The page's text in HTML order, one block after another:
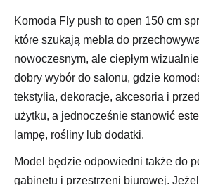
Komoda Fly push to open 150 cm
które szukają mebla do
nowoczesnym, ale ciepłym
dobry wybór do salonu, gdzie
tekstylia, dekoracje, akcesoria i
użytku, a jednocześnie stanowić
lampę, rośliny lub dodatki.
Model będzie odpowiedni także do
gabinetu i przestrzeni biurowej.